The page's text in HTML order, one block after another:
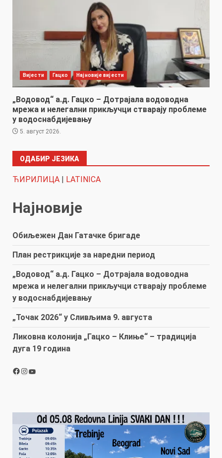
Вијести Гацко Најновије вијести
„Водовод“ а.д. Гацко – Дотрајала водоводна
мрежа и нелегални прикључци стварају проблеме
у водоснабдијевању
5. август 2026.
ОДАБИР ЈЕЗИКА
ЋИРИЛИЦА LATINICA
Најновије
Обиљежен Дан Гатачке бригаде
План рестрикције за наредни период
„Водовод“ а.д. Гацко – Дотрајала водоводна
мрежа и нелегални прикључци стварају проблеме
у водоснабдијевању
„Точак 2026“ у Сливљима 9. августа
Ликовна колонија „Гацко – Клиње“ – традиција
дуга 19 година
Facebook
Instagram
YouTube